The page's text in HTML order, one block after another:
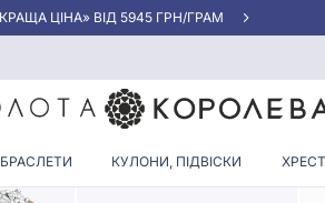
ЦІНА» ВІД 5945 ГРН/ГРАМ
БРАСЛЕТИ КУЛОНИ, ПІДВІСКИ
У